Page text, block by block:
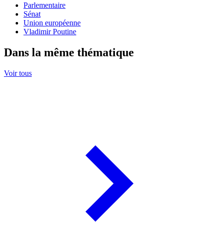
Parlementaire
Sénat
Union européenne
Vladimir Poutine
Dans la même thématique
Voir tous